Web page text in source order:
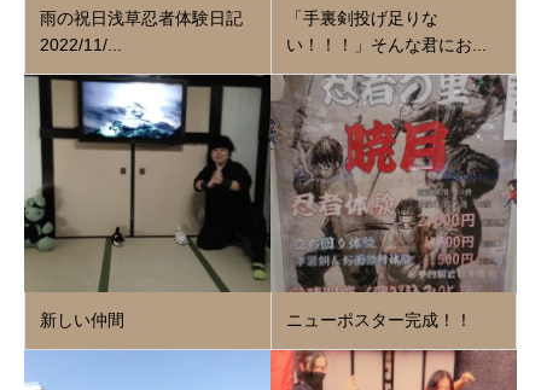
雨の祝日浅草忍者体験日記
2022/11/...
「手裏剣投げ足りな
い！！！」そんな君にお...
新しい仲間 ニューポスター完成！！